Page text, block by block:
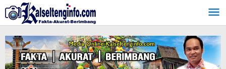
Lewati
ke
konten